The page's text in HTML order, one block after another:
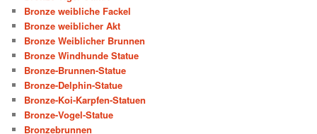
Bronze weibliche Fackel
Bronze weiblicher Akt
Bronze Weiblicher Brunnen
Bronze Windhunde Statue
Bronze-Brunnen-Statue
Bronze-Delphin-Statue
Bronze-Koi-Karpfen-Statuen
Bronze-Vogel-Statue
Bronzebrunnen